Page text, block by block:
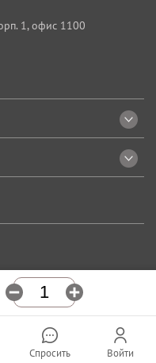
Спросить Войти
1, офис 1100